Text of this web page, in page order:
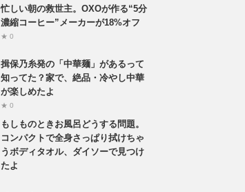
忙しい朝の救世主。OXOが作る“5分
濃縮コーヒー”メーカーが18%オフ
★ 0
揖保乃糸発の「中華麺」があるって
知ってた？家で、絶品・冷やし中華
が楽しめたよ
★ 0
もしものときお風呂どうする問題。
コンパクトで全身さっぱり拭けちゃ
うボディタオル、ダイソーで見つけ
たよ